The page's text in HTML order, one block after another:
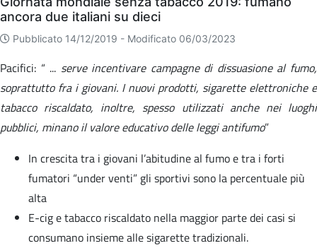
ancora due italiani su dieci
Pubblicato 14/12/2019 - Modificato 06/03/2023
Pacifici: “ ... serve incentivare campagne di dissuasione al fumo,
soprattutto fra i giovani. I nuovi prodotti, sigarette elettroniche e
tabacco riscaldato, inoltre, spesso utilizzati anche nei luoghi
pubblici, minano il valore educativo delle leggi antifumo”
In crescita tra i giovani l’abitudine al fumo e tra i forti
fumatori “under venti” gli sportivi sono la percentuale più
alta
E-cig e tabacco riscaldato nella maggior parte dei casi si
consumano insieme alle sigarette tradizionali.